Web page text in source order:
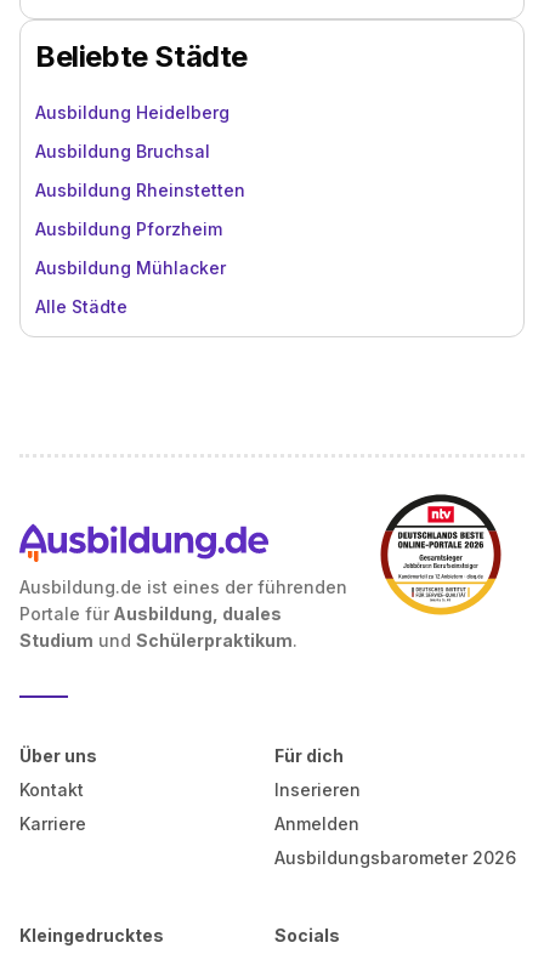
Beliebte Städte
Ausbildung Heidelberg
Ausbildung Bruchsal
Ausbildung Rheinstetten
Ausbildung Pforzheim
Ausbildung Mühlacker
Alle Städte
Ausbildung.de ist eines der führenden
Portale für Ausbildung, duales
Studium und Schülerpraktikum.
Über uns
Kontakt
Karriere
Für dich
Inserieren
Anmelden
Ausbildungsbarometer 2026
Kleingedrucktes Socials